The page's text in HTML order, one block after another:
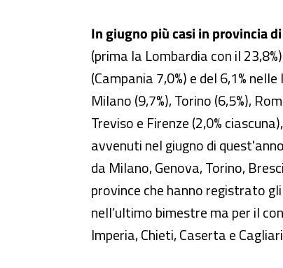
In giugno più casi in provincia
(prima la Lombardia con il
(Campania 7,0%) e del 6,1%
Milano (9,7%), Torino (6,5%),
Treviso e Firenze (2,0%
avvenuti nel giugno di
da Milano, Genova, Torino,
province che hanno registrato
nell’ultimo bimestre ma per il
Imperia, Chieti, Caserta e